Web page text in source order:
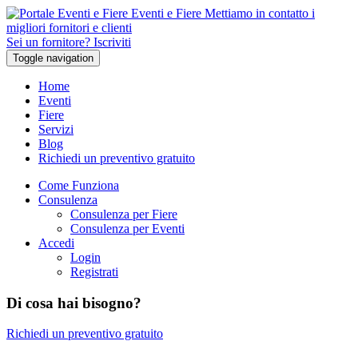
Eventi e Fiere Mettiamo in contatto i
migliori fornitori e clienti
Sei un fornitore? Iscriviti
Toggle navigation
Home
Eventi
Fiere
Servizi
Blog
Richiedi un preventivo gratuito
Come Funziona
Consulenza
Consulenza per Fiere
Consulenza per Eventi
Accedi
Login
Registrati
Di cosa hai bisogno?
Richiedi un preventivo gratuito